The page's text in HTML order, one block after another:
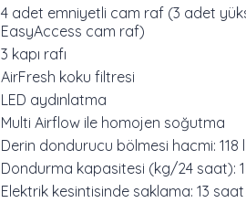
4 adet emniyetli cam raf (3 adet
EasyAccess cam raf)
3 kapı rafı
AirFresh koku filtresi
LED aydınlatma
Multi Airflow ile homojen soğutma
Derin dondurucu bölmesi hacmi: 118 l
Dondurma kapasitesi (kg/24 saat):
Elektrik kesintisinde saklama: 13 saat